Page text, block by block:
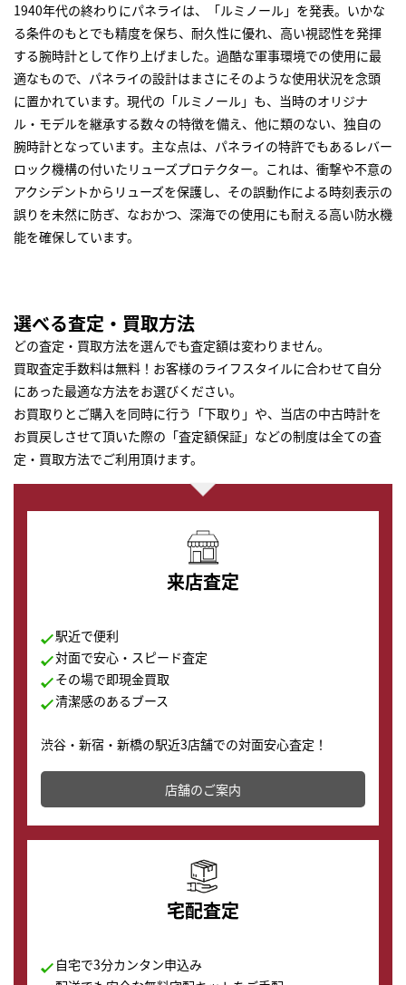
1940年代の終わりにパネライは、「ルミノール」を発表。いかな
る条件のもとでも精度を保ち、耐久性に優れ、高い視認性を発揮
する腕時計として作り上げました。過酷な軍事環境での使用に最
適なもので、パネライの設計はまさにそのような使用状況を念頭
に置かれています。現代の「ルミノール」も、当時のオリジナ
ル・モデルを継承する数々の特徴を備え、他に類のない、独自の
腕時計となっています。主な点は、パネライの特許でもあるレバー
ロック機構の付いたリューズプロテクター。これは、衝撃や不意の
アクシデントからリューズを保護し、その誤動作による時刻表示の
誤りを未然に防ぎ、なおかつ、深海での使用にも耐える高い防水機
能を確保しています。
選べる査定・買取方法
どの査定・買取方法を選んでも査定額は変わりません。
買取査定手数料は無料！お客様のライフスタイルに合わせて自分
にあった最適な方法をお選びください。
お買取りとご購入を同時に行う「下取り」や、当店の中古時計を
お買戻しさせて頂いた際の「査定額保証」などの制度は全ての査
定・買取方法でご利用頂けます。
来店査定
駅近で便利
対面で安心・スピード査定
その場で即現金買取
清潔感のあるブース
渋谷・新宿・新橋の駅近3店舗での対面安心査定！
その場で現金買取致します。渋谷本店では、時計販売の
店舗を併設しており、下取りに出してお得に新しい時計
の購入もできます♪
店舗のご案内
宅配査定
自宅で3分カンタン申込み